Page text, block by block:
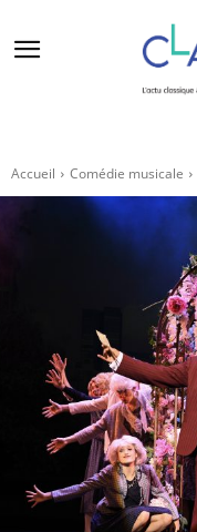
Accueil Comédie musicale